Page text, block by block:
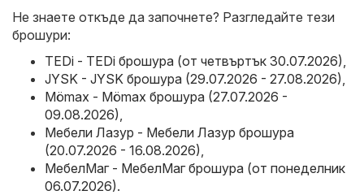
Не знаете откъде да започнете? Разгледайте тези
брошури:
TEDi - TEDi брошура (от четвъртък 30.07.2026)
JYSK - JYSK брошура (29.07.2026 - 27.08.2026)
Mömax - Mömax брошура (27.07.2026 -
09.08.2026)
Мебели Лазур - Мебели Лазур брошура
(20.07.2026 - 16.08.2026)
МебелМаг - МебелМаг брошура (от понеделник
06.07.2026).